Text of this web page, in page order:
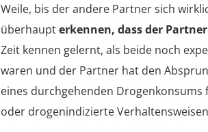
Weile, bis der andere Partner sich
überhaupterkennen, dass der
Zeit kennen gelernt, als beide noch
waren und der Partner hat den
eines durchgehenden Drogenkonsums
oder drogenindizierte